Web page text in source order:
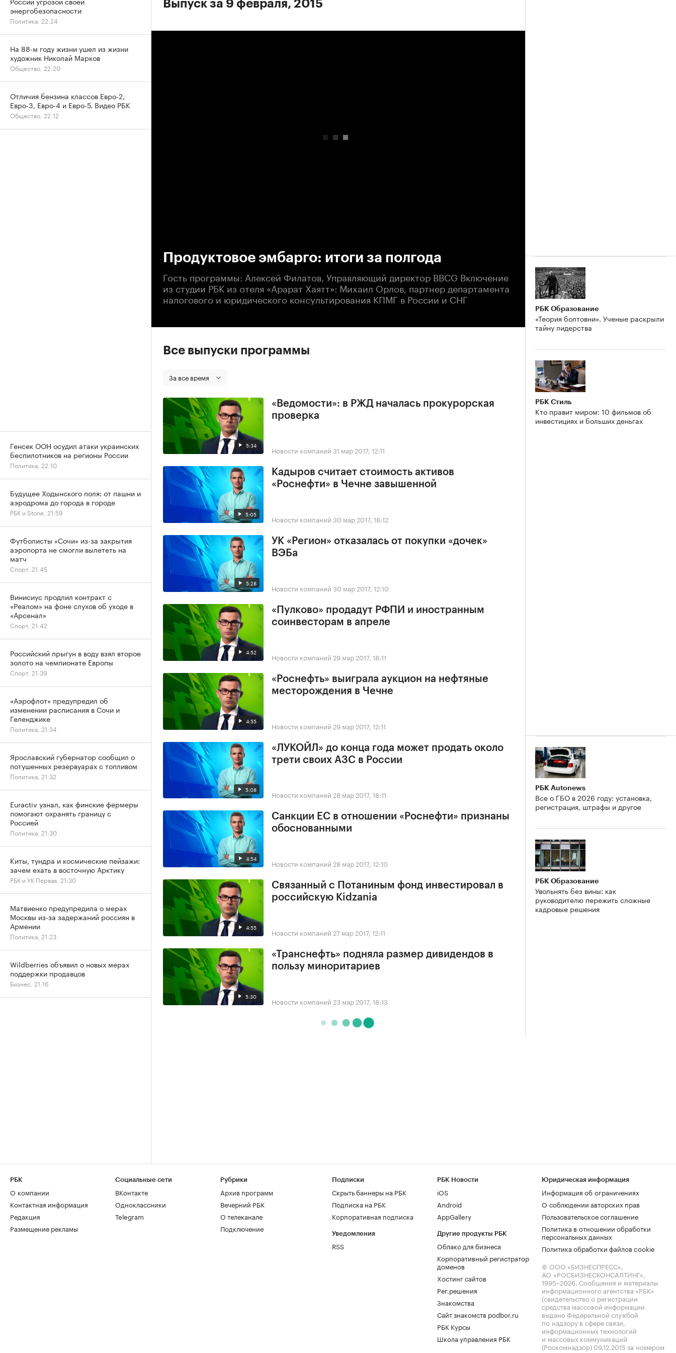
Выпуск за 9 февраля, 2015
Продуктовое эмбарго: итоги за полгода
Гость программы: Алексей Филатов, Управляющий директор BBCG Включение
из студии РБК из отеля «Арарат Хаятт»: Михаил Орлов, партнер департамента
налогового и юридического консультирования КПМГ в России и СНГ
Все выпуски программы
За все время
5:34
«Ведомости»: в РЖД началась прокурорская
проверка
Новости компаний 31 мар 2017, 12:11
5:05
Кадыров считает стоимость активов
«Роснефти» в Чечне завышенной
Новости компаний 30 мар 2017, 18:12
5:28
УК «Регион» отказалась от покупки «дочек»
ВЭБа
Новости компаний 30 мар 2017, 12:10
4:52
«Пулково» продадут РФПИ и иностранным
соинвесторам в апреле
Новости компаний 29 мар 2017, 18:11
4:55
«Роснефть» выиграла аукцион на нефтяные
месторождения в Чечне
Новости компаний 29 мар 2017, 12:11
5:08
«ЛУКОЙЛ» до конца года может продать около
трети своих АЗС в России
Новости компаний 28 мар 2017, 18:11
4:54
Санкции ЕС в отношении «Роснефти» признаны
обоснованными
Новости компаний 28 мар 2017, 12:10
4:55
Связанный с Потаниным фонд инвестировал в
российскую Kidzania
Новости компаний 27 мар 2017, 12:11
5:30
«Транснефть» подняла размер дивидендов в
пользу миноритариев
Новости компаний 23 мар 2017, 18:13
РБК Образование
«Теория болтовни». Ученые раскрыли
тайну лидерства
РБК Стиль
Кто правит миром: 10 фильмов об
инвестициях и больших деньгах
РБК Autonews
Все о ГБО в 2026 году: установка,
регистрация, штрафы и другое
РБК Образование
Увольнять без вины: как
руководителю пережить сложные
кадровые решения
энергобезопасности
Политика, 22:24
На 88-м году жизни ушел из жизни
художник Николай Марков
Общество, 22:20
Отличия бензина классов Евро-2,
Евро-3, Евро-4 и Евро-5. Видео РБК
Общество, 22:12
Генсек ООН осудил атаки украинских
беспилотников на регионы России
Политика, 22:10
Будущее Ходынского поля: от пашни и
аэродрома до города в городе
РБК и Stone, 21:59
Футболисты «Сочи» из-за закрытия
аэропорта не смогли вылететь на
матч
Спорт, 21:45
Винисиус продлил контракт с
«Реалом» на фоне слухов об уходе в
«Арсенал»
Спорт, 21:42
Российский прыгун в воду взял второе
золото на чемпионате Европы
Спорт, 21:39
«Аэрофлот» предупредил об
изменении расписания в Сочи и
Геленджике
Политика, 21:34
Ярославский губернатор сообщил о
потушенных резервуарах с топливом
Политика, 21:32
Euractiv узнал, как финские фермеры
помогают охранять границу с
Россией
Политика, 21:30
Киты, тундра и космические пейзажи:
зачем ехать в восточную Арктику
РБК и УК Первая, 21:30
Матвиенко предупредила о мерах
Москвы из-за задержаний россиян в
Армении
Политика, 21:23
Wildberries объявил о новых мерах
поддержки продавцов
Бизнес, 21:16
РБК
О компании
Контактная информация
Редакция
Размещение рекламы
Социальные сети
ВКонтакте
Одноклассники
Telegram
Рубрики
Архив программ
Вечерний РБК
О телеканале
Подключение
Подписки
Скрыть баннеры на РБК
Подписка на РБК
Корпоративная подписка
Уведомления
RSS
РБК Новости
iOS
Android
AppGallery
Другие продукты РБК
Облако для бизнеса
Корпоративный регистратор
доменов
Хостинг сайтов
Рег.решения
Знакомства
Сайт знакомств podbor.ru
РБК Курсы
Школа управления РБК
Юридическая информация
Информация об ограничениях
О соблюдении авторских прав
Пользовательское соглашение
Политика в отношении обработки
персональных данных
Политика обработки файлов cookie
© ООО «БИЗНЕСПРЕСС»,
АО «РОСБИЗНЕСКОНСАЛТИНГ»,
1995–2026. Сообщения и материалы
информационного агентства «РБК»
(свидетельство о регистрации
средства массовой информации
выдано Федеральной службой
по надзору в сфере связи,
информационных технологий
и массовых коммуникаций
(Роскомнадзор) 09.12.2015 за номером